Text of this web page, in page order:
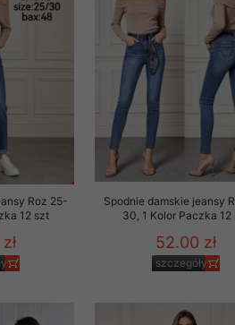
Roz 25-
12 szt
Spodnie damskie jeansy
30, 1 Kolor Paczka 12
52.00 zł
szczegóły